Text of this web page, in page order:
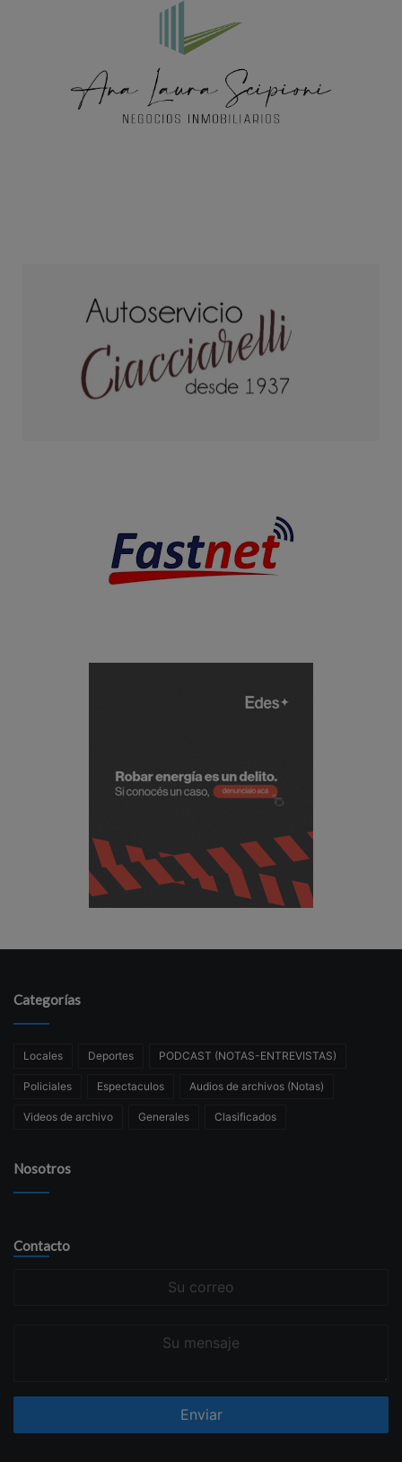
Categorías
Locales Deportes PODCAST (NOTAS-ENTREVISTAS)
Policiales Espectaculos Audios de archivos (Notas)
Videos de archivo Generales Clasificados
Nosotros
Contacto